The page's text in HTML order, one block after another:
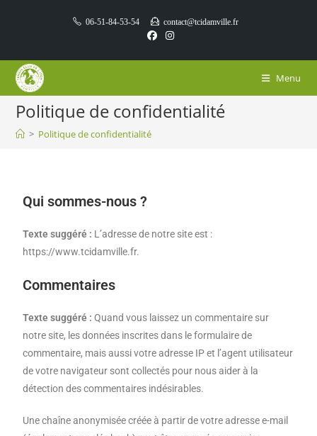
06-51-84-53-54 contact@tcidamville.fr
Menu
Politique de confidentialité
> Politique de confidentialité
Qui sommes-nous ?
Texte suggéré : L’adresse de notre site est :
https://www.tcidamville.fr.
Commentaires
Texte suggéré :Quand vous laissez un commentaire sur
notre site, les données inscrites dans le formulaire de
commentaire, mais aussi votre adresse IP et l’agent utilisateur
de votre navigateur sont collectés pour nous aider à la
détection des commentaires indésirables.
Une chaîne anonymisée créée à partir de votre adresse e-mail